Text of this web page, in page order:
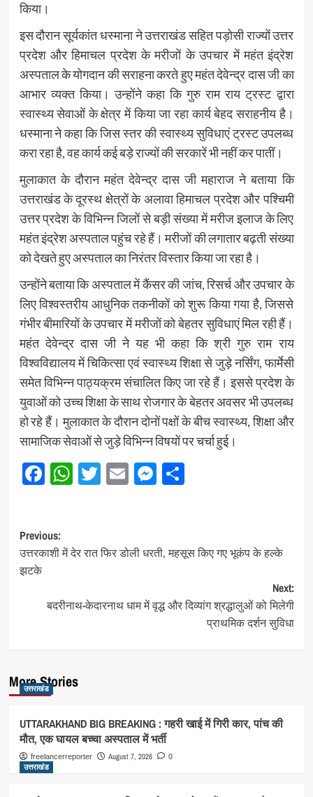
किया।
इस दौरान सूर्यकांत धस्माना ने उत्तराखंड सहित पड़ोसी राज्यों उत्तर
प्रदेश और हिमाचल प्रदेश के मरीजों के उपचार में महंत इंद्रेश
अस्पताल के योगदान की सराहना करते हुए महंत देवेन्द्र दास जी का
आभार व्यक्त किया। उन्होंने कहा कि गुरु राम राय ट्रस्ट द्वारा
स्वास्थ्य सेवाओं के क्षेत्र में किया जा रहा कार्य बेहद सराहनीय है।
धस्माना ने कहा कि जिस स्तर की स्वास्थ्य सुविधाएं ट्रस्ट उपलब्ध
करा रहा है, वह कार्य कई बड़े राज्यों की सरकारें भी नहीं कर पातीं।
मुलाकात के दौरान महंत देवेन्द्र दास जी महाराज ने बताया कि
उत्तराखंड के दूरस्थ क्षेत्रों के अलावा हिमाचल प्रदेश और पश्चिमी
उत्तर प्रदेश के विभिन्न जिलों से बड़ी संख्या में मरीज इलाज के लिए
महंत इंद्रेश अस्पताल पहुंच रहे हैं। मरीजों की लगातार बढ़ती संख्या
को देखते हुए अस्पताल का निरंतर विस्तार किया जा रहा है।
उन्होंने बताया कि अस्पताल में कैंसर की जांच, रिसर्च और उपचार के
लिए विश्वस्तरीय आधुनिक तकनीकों को शुरू किया गया है, जिससे
गंभीर बीमारियों के उपचार में मरीजों को बेहतर सुविधाएं मिल रही हैं।
महंत देवेन्द्र दास जी ने यह भी कहा कि श्री गुरु राम राय
विश्वविद्यालय में चिकित्सा एवं स्वास्थ्य शिक्षा से जुड़े नर्सिंग, फार्मेसी
समेत विभिन्न पाठ्यक्रम संचालित किए जा रहे हैं। इससे प्रदेश के
युवाओं को उच्च शिक्षा के साथ रोजगार के बेहतर अवसर भी उपलब्ध
हो रहे हैं। मुलाकात के दौरान दोनों पक्षों के बीच स्वास्थ्य, शिक्षा और
सामाजिक सेवाओं से जुड़े विभिन्न विषयों पर चर्चा हुई।
Facebook
WhatsApp
Twitter
EmailMessenger
Share
Post
navigation
Previous:
उत्तरकाशी में देर रात फिर डोली धरती, महसूस किए गए भूकंप के हल्के
झटके
Next:
बदरीनाथ-केदारनाथ धाम में वृद्ध और दिव्यांग श्रद्धालुओं को मिलेगी
प्राथमिक दर्शन सुविधा
More Stories
उत्तराखंड
UTTARAKHAND BIG BREAKING : गहरी खाई में गिरी कार, पांच की
मौत, एक घायल बच्चा अस्पताल में भर्ती
freelancerreporter August 7, 2026 0
उत्तराखंड